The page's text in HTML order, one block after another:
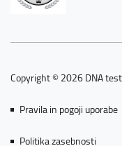
Copyright © 2026 DNA
Pravila in pogoji uporabe
Politika zasebnosti